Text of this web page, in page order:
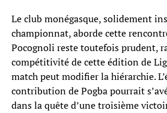
Le club monégasque, solidement
championnat, aborde cette
Pocognoli reste toutefois prudent,
compétitivité de cette édition de
match peut modifier la hiérarchie.
contribution de Pogba pourrait
dans la quête d’une troisième